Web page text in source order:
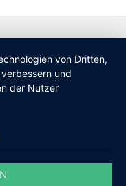
von Dritten,
und
der Nutzer